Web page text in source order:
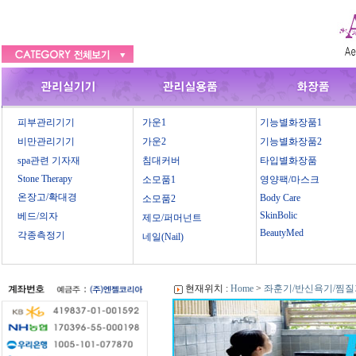
피부관리기기
비만관리기기
spa관련 기자재
Stone Therapy
온장고/확대경
베드/의자
각종측정기
가운1
가운2
침대커버
소모품1
소모품2
제모/퍼머넌트
네일(Nail)
기능별화장품1
기능별화장품2
타입별화장품
영양팩/마스크
Body Care
SkinBolic
BeautyMed
현재위치 : Home > 좌훈기/반신욕기/찜